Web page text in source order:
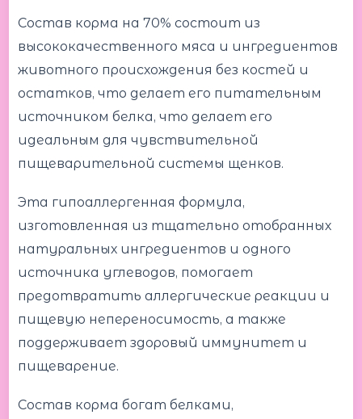
Состав корма на 70% состоит из
высококачественного мяса и ингредиентов
животного происхождения без костей и
остатков, что делает его питательным
источником белка, что делает его
идеальным для чувствительной
пищеварительной системы щенков.
Эта гипоаллергенная формула,
изготовленная из тщательно отобранных
натуральных ингредиентов и одного
источника углеводов, помогает
предотвратить аллергические реакции и
пищевую непереносимость, а также
поддерживает здоровый иммунитет и
пищеварение.
Состав корма богат белками,